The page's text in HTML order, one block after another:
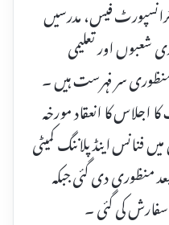
فیس، مدرسیں
شعبوں اور تعلیمی
سر فہرست ہیں ۔
اجلاس کا انعقاد مورخہ
فنانس اینڈ پلاننگ کمیٹی
منظوری دی گئی جبکہ
کی گئی ۔